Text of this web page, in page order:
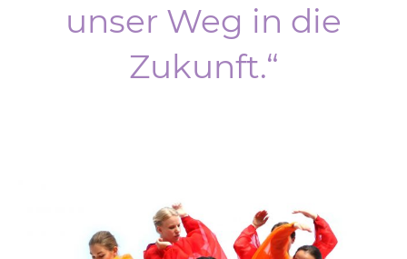
unser Weg in die
Zukunft.“